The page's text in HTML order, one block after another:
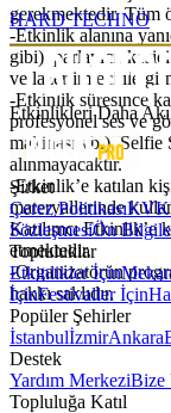
gerekmektedir. Tüm
-Etkinlik alanına
gibi), parlayıcı,
ve lazer imleci ile
-Etkinlik süresince
profesyonel ses ve
makinası vb.),
alınmayacaktır.
-Etkinlik’e katılan
materyallerinde
Katılımcı Etkinlik’e
etmektedir.
-Organizatörün
hakkı saklıdır.
HARD TECHNO
Etkinlikleri Daha
Şirket
Çerez Politikası
SözleşmesiÖn
Topluluklar
Etkinlikler İçin
İçinFestivaller İçin
Popüler Şehirler
İstanbulİzmirAnkara
Destek
Yardım MerkeziBize
Topluluğa Katıl